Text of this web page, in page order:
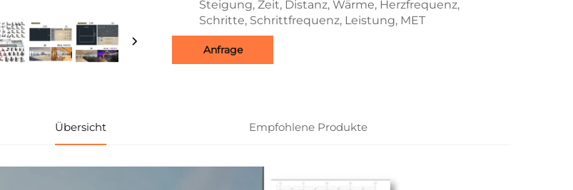
Steigung, Zeit, Distanz, Wärme, Herzfrequenz,
Schritte, Schrittfrequenz, Leistung, MET
Anfrage
Übersicht Empfohlene Produkte